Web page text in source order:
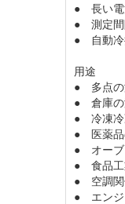
● 長い電
● 測定間
● 自動冷
用途
● 多点の
● 倉庫の
● 冷凍冷
● 医薬品
● オーブ
● 食品工
● 空調関
● エンジ